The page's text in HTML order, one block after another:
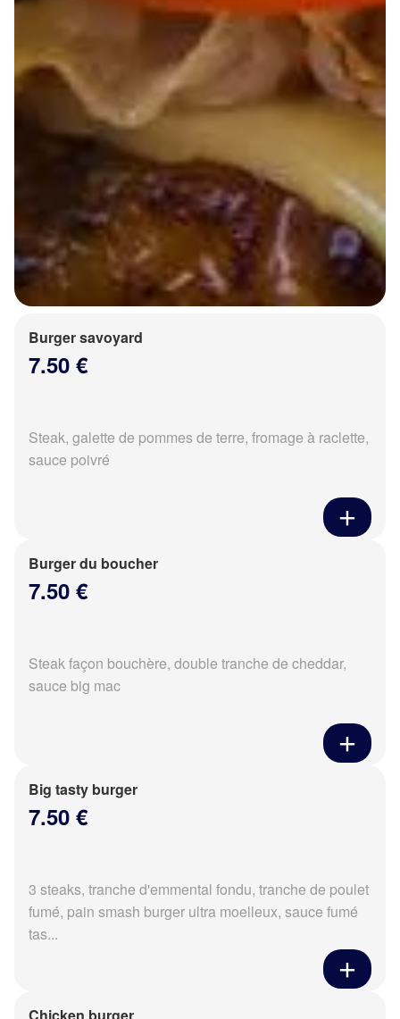
Burger savoyard
7.50 €
Steak, galette de pommes de terre, fromage à raclette,
sauce poivré
Burger du boucher
7.50 €
Steak façon bouchère, double tranche de cheddar,
sauce big mac
Big tasty burger
7.50 €
3 steaks, tranche d'emmental fondu, tranche de poulet
fumé, pain smash burger ultra moelleux, sauce fumé
tas...
Chicken burger